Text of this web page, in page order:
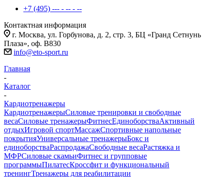
+7 (495) --- - -- - --
Контактная информация
г. Москва, ул. Горбунова, д. 2, стр. 3, БЦ «Гранд Сетнунь
Плаза», оф. В830
info@eto-sport.ru
Главная
-
Каталог
-
Кардиотренажеры
КардиотренажерыСиловые тренировки и свободные
весаСиловые тренажерыФитнесЕдиноборстваАктивный
отдыхИгровой спортМассажСпортивные напольные
покрытияУниверсальные тренажерыБокс и
единоборстваРаспродажаСвободные весаРастяжка и
МФРСиловые скамьиФитнес и групповые
программыПилатесКроссфит и функциональный
тренингТренажеры для реабилитации